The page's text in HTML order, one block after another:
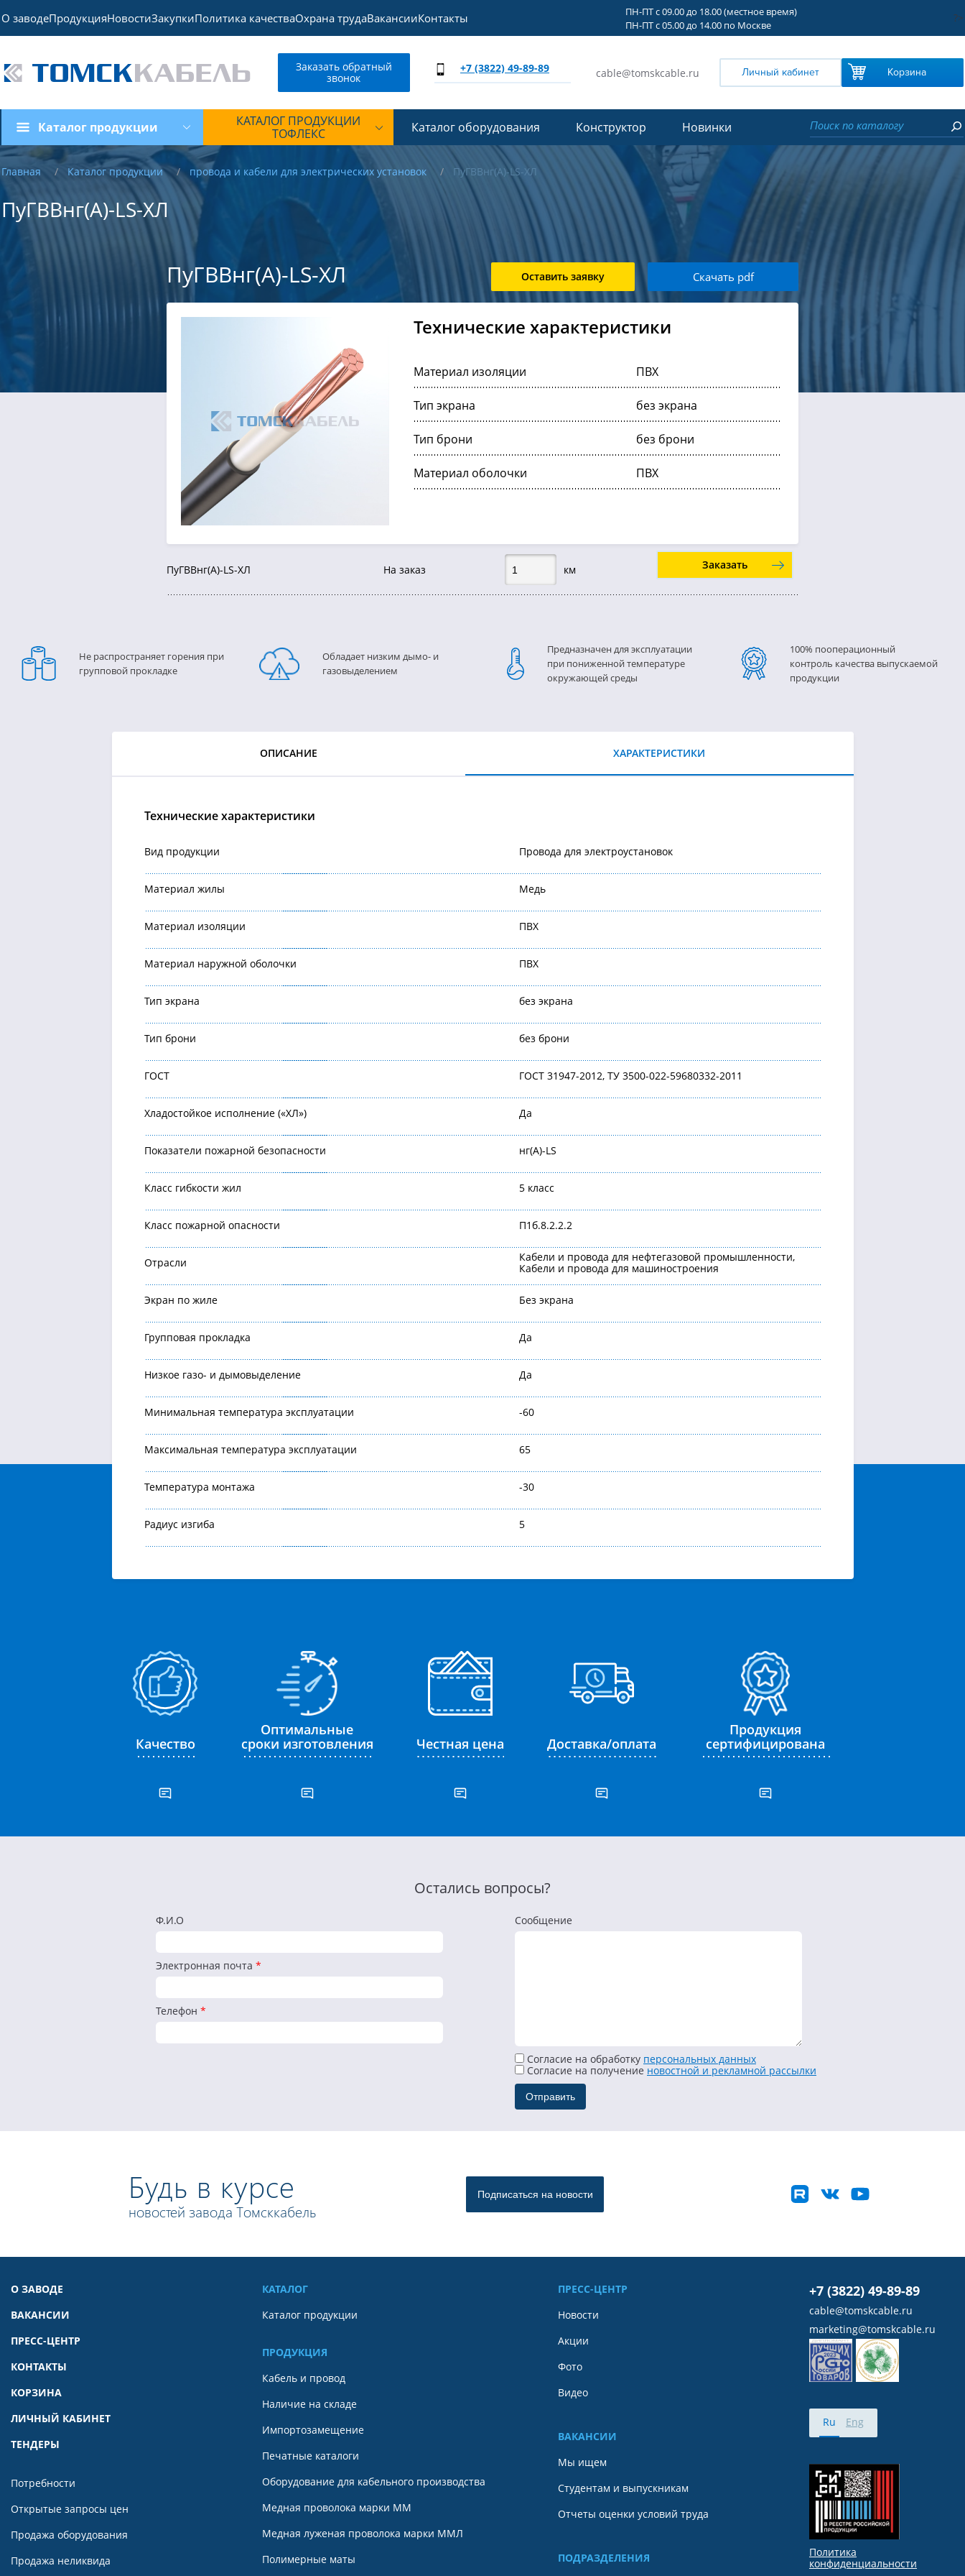
О заводеПродукцияНовостиЗакупкиПолитика качестваОхрана трудаВакансииКонтакты
ПН-ПТ с 09.00 до 18.00 (местное время)
ПН-ПТ с 05.00 до 14.00 по Москве
?>
Заказать обратный
звонок
+7 (3822) 49-89-89 cable@tomskcable.ru Личный кабинет Корзина
Каталог продукции
КАТАЛОГ ПРОДУКЦИИ
ТОФЛЕКС
Каталог оборудования Конструктор Новинки
Главная Каталог продукции провода и кабели для электрических установок ПуГВВнг(А)-LS-ХЛ
ПуГВВнг(А)-LS-ХЛ
ПуГВВнг(А)-LS-ХЛ Оставить заявку Скачать pdf
Технические характеристики
Материал изоляции ПВХ
Тип экрана без экрана
Тип брони без брони
Материал оболочки ПВХ
ПуГВВнг(А)-LS-ХЛ На заказ км Заказать
Не распространяет горения при
групповой прокладке
Обладает низким дымо- и
газовыделением
Предназначен для эксплуатации
при пониженной температуре
окружающей среды
100% пооперационный
контроль качества выпускаемой
продукции
ОПИСАНИЕ ХАРАКТЕРИСТИКИ
Технические характеристики
Вид продукции Провода для электроустановок
Материал жилы Медь
Материал изоляции ПВХ
Материал наружной оболочки ПВХ
Тип экрана без экрана
Тип брони без брони
ГОСТ ГОСТ 31947-2012, ТУ 3500-022-59680332-2011
Хладостойкое исполнение («ХЛ») Да
Показатели пожарной безопасности нг(А)-LS
Класс гибкости жил 5 класс
Класс пожарной опасности П1б.8.2.2.2
Отрасли
Кабели и провода для нефтегазовой промышленности,
Кабели и провода для машиностроения
Экран по жиле Без экрана
Групповая прокладка Да
Низкое газо- и дымовыделение Да
Минимальная температура эксплуатации -60
Максимальная температура эксплуатации 65
Температура монтажа -30
Радиус изгиба 5
Качество
Оптимальные
сроки изготовления
Честная цена Доставка/оплата
Продукция
сертифицирована
Остались вопросы?
Ф.И.О
Электронная почта *
Телефон *
Сообщение
Согласие на обработку персональных данных
Cогласие на получение новостной и рекламной рассылки
Будь в курсе
новостей завода Томсккабель
О ЗАВОДЕ
ВАКАНСИИ
ПРЕСС-ЦЕНТР
КОНТАКТЫ
КОРЗИНА
ЛИЧНЫЙ КАБИНЕТ
ТЕНДЕРЫ
Потребности
Открытые запросы цен
Продажа оборудования
Продажа неликвида
КАТАЛОГ
Каталог продукции
ПРОДУКЦИЯ
Кабель и провод
Наличие на складе
Импортозамещение
Печатные каталоги
Оборудование для кабельного производства
Медная проволока марки ММ
Медная луженая проволока марки ММЛ
Полимерные маты
ПРЕСС-ЦЕНТР
Новости
Акции
Фото
Видео
ВАКАНСИИ
Мы ищем
Студентам и выпускникам
Отчеты оценки условий труда
ПОДРАЗДЕЛЕНИЯ
+7 (3822) 49-89-89
cable@tomskcable.ru
marketing@tomskcable.ru
Ru Eng
Политика
конфиденциальности